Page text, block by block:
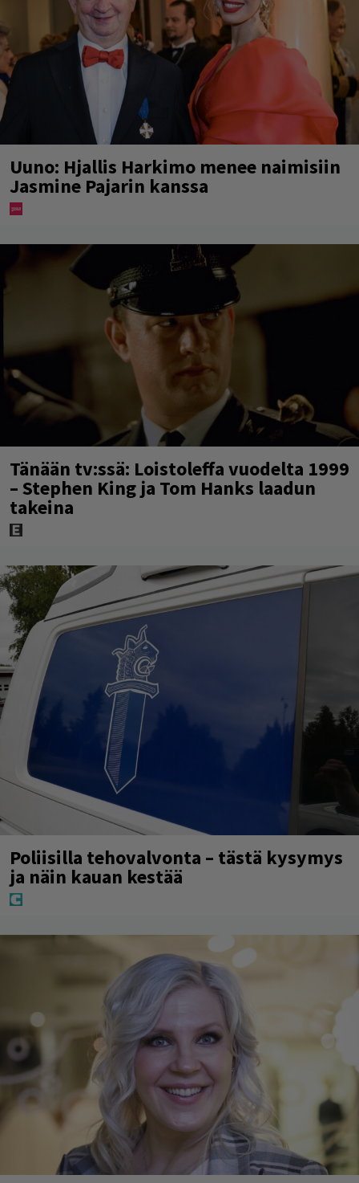
Uuno: Hjallis Harkimo menee naimisiin
Jasmine Pajarin kanssa
Tänään tv:ssä: Loistoleffa vuodelta 1999
– Stephen King ja Tom Hanks laadun
takeina
Poliisilla tehovalvonta – tästä kysymys
ja näin kauan kestää